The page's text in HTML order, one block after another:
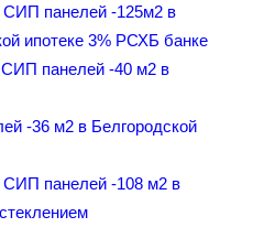
СИП панелей -125м2 в
ипотеке 3% РСХБ банке
СИП панелей -40 м2 в
-36 м2 в Белгородской
СИП панелей -108 м2 в